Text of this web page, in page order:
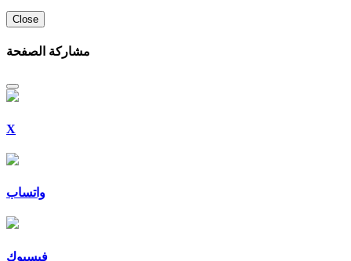
Close
مشاركة الصفحة
X
واتساب
فيسبوك